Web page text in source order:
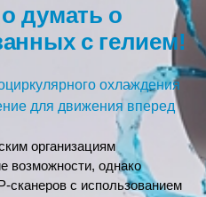
думать о
с гелием!
охлаждения
для движения вперед
организациям
возможности, однако
сканеров с использованием